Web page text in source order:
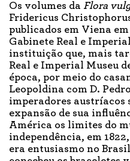
Os volumes da Flora
Fridericus
publicados em Viena em
Gabinete Real e
instituição que, mais
Real e Imperial Museu
época, por meio do
Leopoldina com D.
imperadores austríacos
expansão de sua
América os limites do
independência, em
era entusiasmo no